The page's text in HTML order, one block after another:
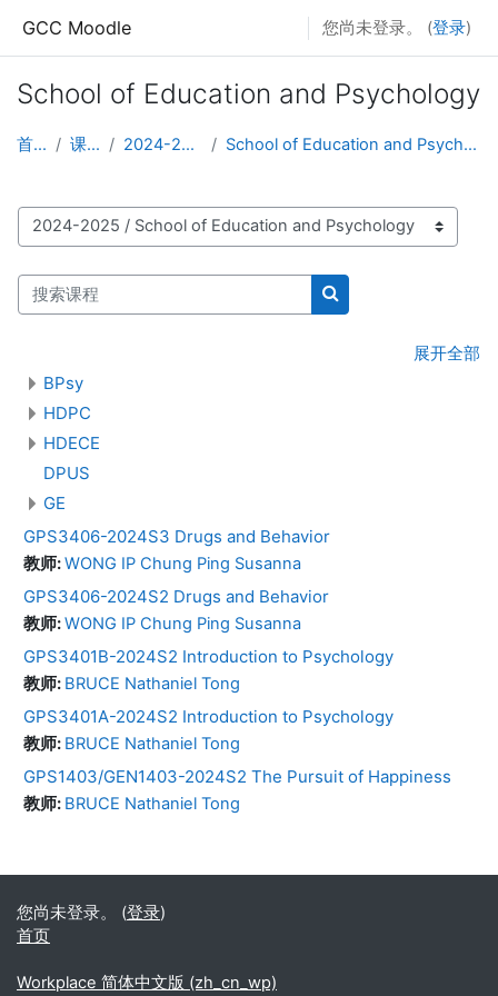
GCC Moodle 您尚未登录。 (登录)
School of Education and Psychology
首页 课程 2024-2025 School of Education and Psychology
课程类别
搜索课程
搜索课程
展开全部
BPsy
HDPC
HDECE
DPUS
GE
GPS3406-2024S3 Drugs and Behavior
教师:WONG IP Chung Ping Susanna
GPS3406-2024S2 Drugs and Behavior
教师:WONG IP Chung Ping Susanna
GPS3401B-2024S2 Introduction to Psychology
教师: BRUCE Nathaniel Tong
GPS3401A-2024S2 Introduction to Psychology
教师: BRUCE Nathaniel Tong
GPS1403/GEN1403-2024S2 The Pursuit of Happiness
教师: BRUCE Nathaniel Tong
您尚未登录。 (登录)
首页
Workplace 简体中文版 ‎(zh_cn_wp)‎